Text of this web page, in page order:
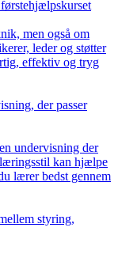
men også om
leder og støtter
effektiv og tryg
der passer
undervisning der
kan hjælpe
lærer bedst gennem
styring,